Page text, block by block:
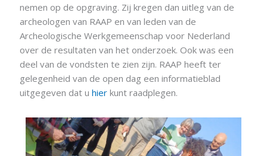
nemen op de opgraving. Zij kregen dan uitleg van de
archeologen van RAAP en van leden van de
Archeologische Werkgemeenschap voor Nederland
over de resultaten van het onderzoek. Ook was een
deel van de vondsten te zien zijn. RAAP heeft ter
gelegenheid van de open dag een informatieblad
uitgegeven dat uhier kunt raadplegen.